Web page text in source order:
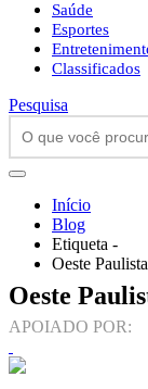
Saúde
Esportes
Classificados
Pesquisa
Início
Blog
Etiqueta -
Oeste Paulista
Oeste
APOIADO POR: